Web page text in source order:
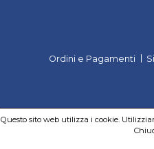
Ordini e Pagamenti
Questo sito web utilizza i cookie.